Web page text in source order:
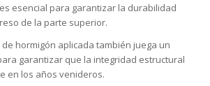
esencial para garantizar la durabilidad
de la parte superior.
hormigón aplicada también juega un
garantizar que la integridad estructural
en los años venideros.